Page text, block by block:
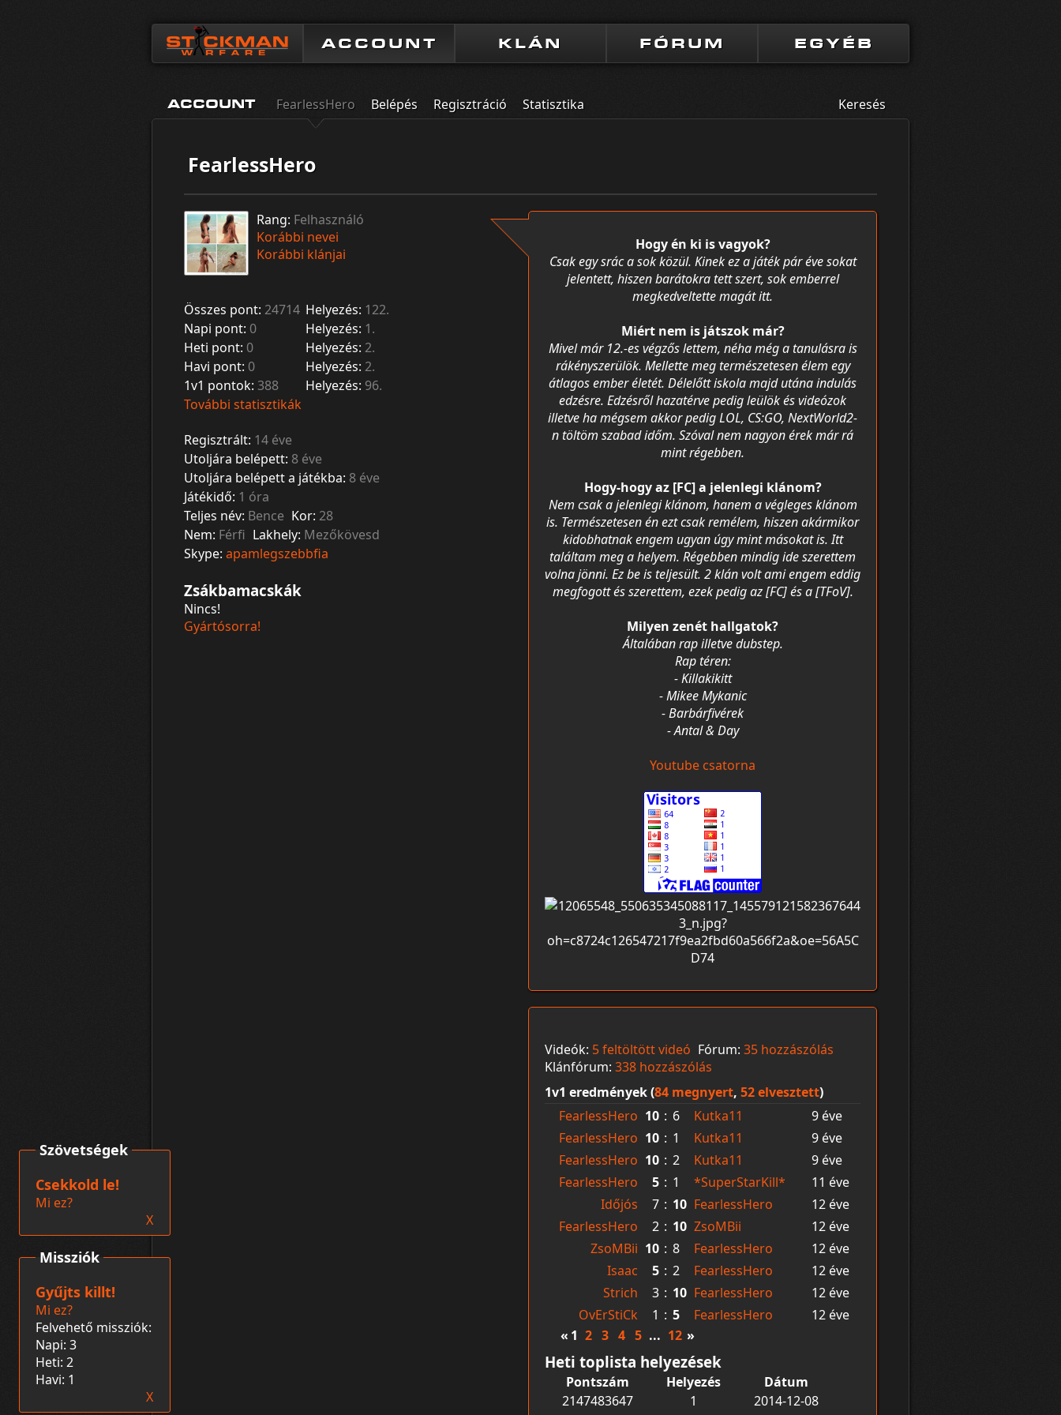
ACCOUNT KLÁN FÓRUM EGYÉB
ACCOUNT FearlessHero Belépés Regisztráció Statisztika Keresés
FearlessHero
Rang: Felhasználó
Korábbi nevei
Korábbi klánjai
Összes pont: 24714 Helyezés: 122.
Napi pont: 0 Helyezés: 1.
Heti pont: 0 Helyezés: 2.
Havi pont: 0 Helyezés: 2.
1v1 pontok: 388 Helyezés: 96.
További statisztikák
Regisztrált: 14 éve
Utoljára belépett: 8 éve
Utoljára belépett a játékba: 8 éve
Játékidő: 1 óra
Teljes név: Bence Kor: 28
Nem: Férfi Lakhely: Mezőkövesd
Skype: apamlegszebbfia
Zsákbamacskák
Nincs!
Gyártósorra!
Hogy én ki is vagyok?
Csak egy srác a sok közül. Kinek ez a játék pár éve sokat
jelentett, hiszen barátokra tett szert, sok emberrel
megkedveltette magát itt.
Miért nem is játszok már?
Mivel már 12.-es végzős lettem, néha még a tanulásra is
rákényszerülök. Mellette meg természetesen élem egy
átlagos ember életét. Délelőtt iskola majd utána indulás
edzésre. Edzésről hazatérve pedig leülök és videózok
illetve ha mégsem akkor pedig LOL, CS:GO, NextWorld2-
n töltöm szabad időm. Szóval nem nagyon érek már rá
mint régebben.
Hogy-hogy az [FC] a jelenlegi klánom?
Nem csak a jelenlegi klánom, hanem a végleges klánom
is. Természetesen én ezt csak remélem, hiszen akármikor
kidobhatnak engem ugyan úgy mint másokat is. Itt
találtam meg a helyem. Régebben mindig ide szerettem
volna jönni. Ez be is teljesült. 2 klán volt ami engem eddig
megfogott és szerettem, ezek pedig az [FC] és a [TFoV].
Milyen zenét hallgatok?
Általában rap illetve dubstep.
Rap téren:
- Killakikitt
- Mikee Mykanic
- Barbárfivérek
- Antal & Day
Youtube csatorna
Videók: 5 feltöltött videó Fórum: 35 hozzászólás
Klánfórum: 338 hozzászólás
1v1 eredmények (84 megnyert, 52 elvesztett)
FearlessHero 10 : 6 Kutka11
9 éve
FearlessHero 10 : 1 Kutka11
9 éve
FearlessHero 10 : 2 Kutka11
9 éve
FearlessHero
5 : 1 *SuperStarKill*
11 éve
Időjós
7 : 10 FearlessHero
12 éve
FearlessHero
2 : 10 ZsoMBii
12 éve
ZsoMBii 10 : 8 FearlessHero
12 éve
Isaac
5 : 2 FearlessHero
12 éve
Strich
3 : 10 FearlessHero
12 éve
OvErStiCk
1 : 5 FearlessHero
12 éve
« 1 2 3 4 5 ... 12 »
Heti toplista helyezések
Pontszám Helyezés
Dátum
2147483647
1 2014-12-08
Missziók
Gyűjts killt!
Mi ez?
Felvehető missziók:
Napi: 3
Heti: 2
Havi: 1
X
Szövetségek
Csekkold le!
Mi ez?
X